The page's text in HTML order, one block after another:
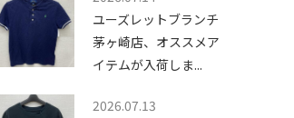
ユーズレットブランチ
茅ヶ崎店、オススメア
イテムが入荷しま...
2026.07.13